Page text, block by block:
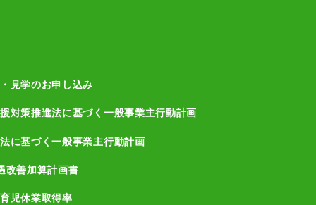
見学のお申し込み
対策推進法に基づく一般事業主行動計画
に基づく一般事業主行動計画
改善加算計画書
児休業取得率